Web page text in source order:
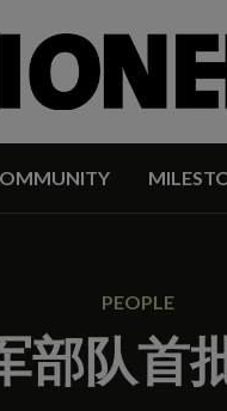
PEOPLE
部队首